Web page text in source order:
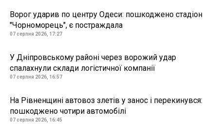
Ворог ударив по центру Одеси: пошкоджено стадіон
"Чорноморець", є постраждала
07 серпня 2026, 17:27
У Дніпровському районі через ворожий удар
спалахнули склади логістичної компанії
07 серпня 2026, 16:57
На Рівненщині автовоз злетів у занос і перекинувся:
пошкоджено чотири автомобілі
07 серпня 2026, 16:45